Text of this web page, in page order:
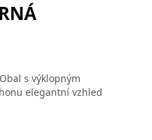
s výklopným
elegantní vzhled